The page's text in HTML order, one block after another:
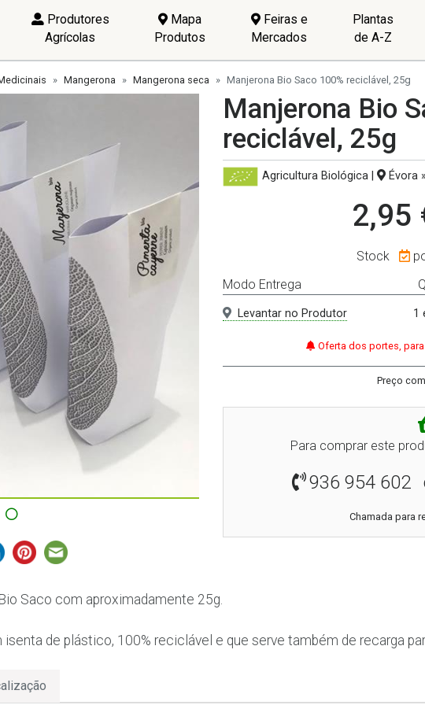
Produtores
Agrícolas
Mapa
Produtos
Feiras e
Mercados
Plantas
de A-Z
Mangerona Mangerona seca Manjerona Bio Saco 100% reciclável, 25g
Manjerona Bio
reciclável, 25g
Agricultura Biológica| Évora
2,95
Stock
Modo Entrega
Levantar no Produtor 1
Oferta dos portes,
Preço
Para comprar este
936 954 602
Chamada para
Saco com aproximadamente 25g.
isenta de plástico, 100% reciclável e que serve também de recarga